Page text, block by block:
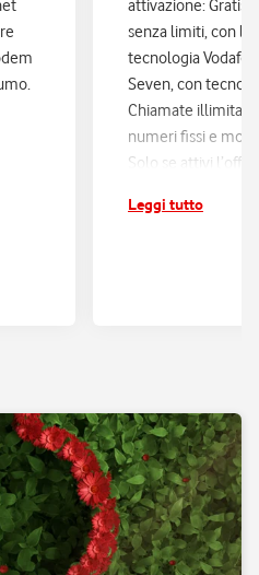
attivazione: Gratis.
senza limiti, con la
tecnologia
Seven, con
Chiamate illimitate
numeri fissi e
Solo se attivi
sconti ed
Leggi tutto